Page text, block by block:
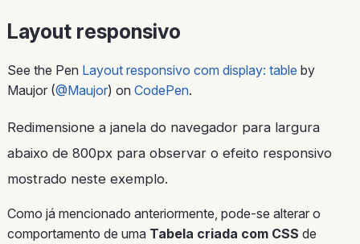
Layout responsivo
See the Pen Layout responsivo com display: table by
Maujor (@Maujor) on CodePen.
Redimensione a janela do navegador para largura
abaixo de 800px para observar o efeito responsivo
mostrado neste exemplo.
Como já mencionado anteriormente, pode-se alterar o
comportamento de uma Tabela criada com CSS de